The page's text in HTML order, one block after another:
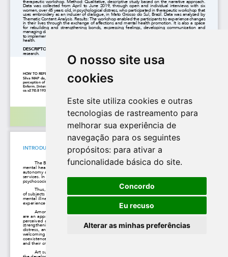
O nosso site usa
cookies
Este site utiliza cookies e outras
tecnologias de rastreamento para
melhorar sua experiência de
navegação para os seguintes
propósitos: para ativar a
funcionalidade básica do site.
Concordo
Eu recuso
Alterar as minhas preferências